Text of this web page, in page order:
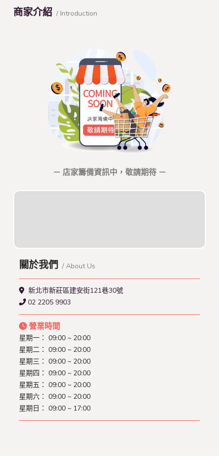
商家介紹 / Introduction
－ 店家籌備資訊中，敬請期待 －
關於我們 / About Us
新北市新莊區建安街121巷30號
02 2205 9903
營業時間
星期一： 09:00 ~ 20:00
星期二： 09:00 ~ 20:00
星期三： 09:00 ~ 20:00
星期四： 09:00 ~ 20:00
星期五： 09:00 ~ 20:00
星期六： 09:00 ~ 20:00
星期日： 09:00 ~ 17:00